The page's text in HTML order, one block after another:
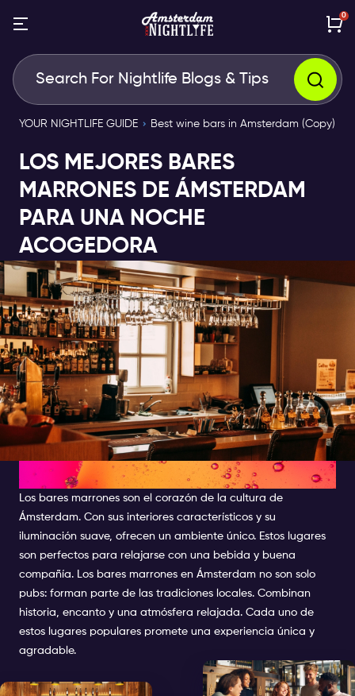
0
YOUR NIGHTLIFE GUIDE Best wine bars in Amsterdam (Copy)
LOS MEJORES BARES
MARRONES DE ÁMSTERDAM
PARA UNA NOCHE
ACOGEDORA
VINOTECAS
Los bares marrones son el corazón de la cultura de
Ámsterdam. Con sus interiores característicos y su
iluminación suave, ofrecen un ambiente único. Estos lugares
son perfectos para relajarse con una bebida y buena
compañía. Los bares marrones en Ámsterdam no son solo
pubs: forman parte de las tradiciones locales. Combinan
historia, encanto y una atmósfera relajada. Cada uno de
estos lugares populares promete una experiencia única y
agradable.